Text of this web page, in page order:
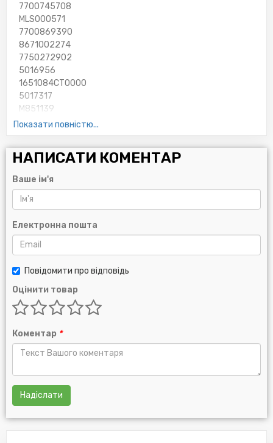
7700745708
MLS000571
7700869390
8671002274
7750272902
5016956
1651084CT0000
5017317
M851139
2178
MLS000802
5016715
2092
7700737991
1651084CTO
1520800QAB
2165
8671014020
7700749326
9110718
09110718
15208BN700
1651084CT0
5029227
5029226
7700871919
8671002648
4403019
Показати повністю...
НАПИСАТИ КОМЕНТАР
Ваше ім'я
Електронна пошта
Повідомити про відповідь
Оцінити товар
Коментар *
Надіслати